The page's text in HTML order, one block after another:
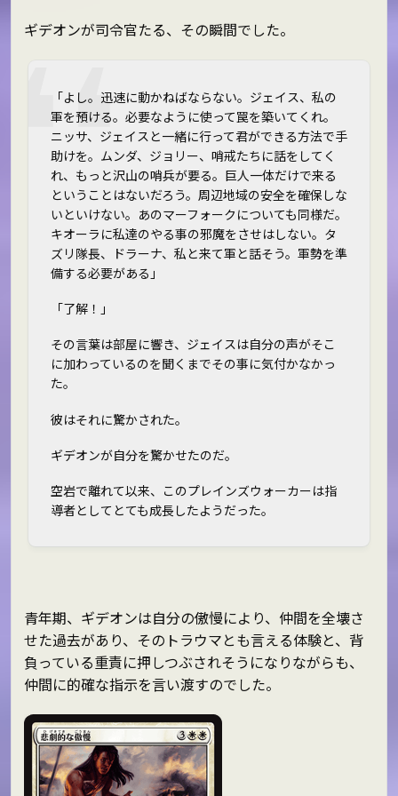
ギデオンが司令官たる、その瞬間でした。
「よし。迅速に動かねばならない。ジェイス、私の
軍を預ける。必要なように使って罠を築いてくれ。
ニッサ、ジェイスと一緒に行って君ができる方法で手
助けを。ムンダ、ジョリー、哨戒たちに話をしてく
れ、もっと沢山の哨兵が要る。巨人一体だけで来る
ということはないだろう。周辺地域の安全を確保しな
いといけない。あのマーフォークについても同様だ。
キオーラに私達のやる事の邪魔をさせはしない。タ
ズリ隊長、ドラーナ、私と来て軍と話そう。軍勢を準
備する必要がある」
「了解！」
その言葉は部屋に響き、ジェイスは自分の声がそこ
に加わっているのを聞くまでその事に気付かなかっ
た。
彼はそれに驚かされた。
ギデオンが自分を驚かせたのだ。
空岩で離れて以来、このプレインズウォーカーは指
導者としてとても成長したようだった。
青年期、ギデオンは自分の傲慢により、仲間を全壊さ
せた過去があり、そのトラウマとも言える体験と、背
負っている重責に押しつぶされそうになりながらも、
仲間に的確な指示を言い渡すのでした。